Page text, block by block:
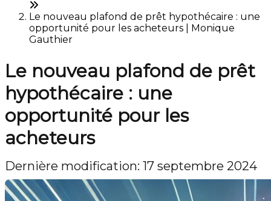
Le nouveau plafond de prêt hypothécaire : une
opportunité pour les acheteurs | Monique
Gauthier
Le nouveau plafond de prêt
hypothécaire : une
opportunité pour les
acheteurs
Dernière modification: 17 septembre 2024